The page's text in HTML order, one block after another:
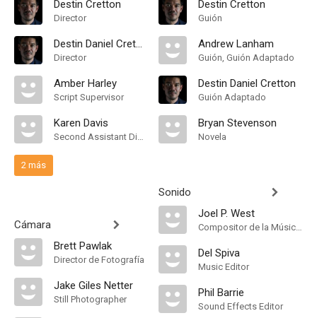
Destin Cretton
Director
Destin Daniel Cretton
Director
Amber Harley
Script Supervisor
Karen Davis
Second Assistant Director
2 más
Cámara
Brett Pawlak
Director de Fotografía
Jake Giles Netter
Still Photographer
Destin Cretton
Guión
Andrew Lanham
Guión, Guión Adaptado
Destin Daniel Cretton
Guión Adaptado
Bryan Stevenson
Novela
Sonido
Joel P. West
Compositor de la Música Original
Del Spiva
Music Editor
Phil Barrie
Sound Effects Editor